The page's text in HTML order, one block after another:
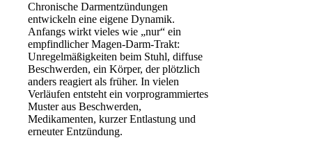
Chronische Darmentzündungen
entwickeln eine eigene Dynamik.
Anfangs wirkt vieles wie „nur“ ein
empfindlicher Magen-Darm-Trakt:
Unregelmäßigkeiten beim Stuhl, diffuse
Beschwerden, ein Körper, der plötzlich
anders reagiert als früher. In vielen
Verläufen entsteht ein vorprogrammiertes
Muster aus Beschwerden,
Medikamenten, kurzer Entlastung und
erneuter Entzündung.